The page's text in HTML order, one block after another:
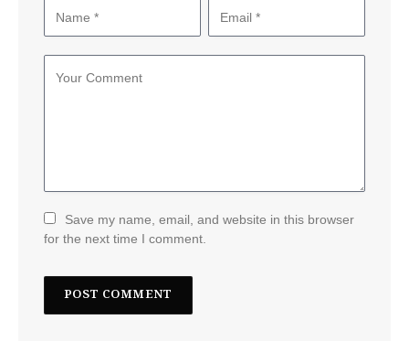
Save my name, email, and website in this browser
for the next time I comment.